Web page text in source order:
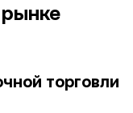
торговли